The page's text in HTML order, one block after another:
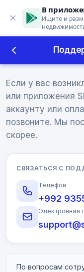
В
Ищите и
Если у вас
или приложения
аккаунту или
позвоните. Мы
скорее.
СВЯЗАТЬСЯ С
Телефон
+992
Электронная
По вопросам